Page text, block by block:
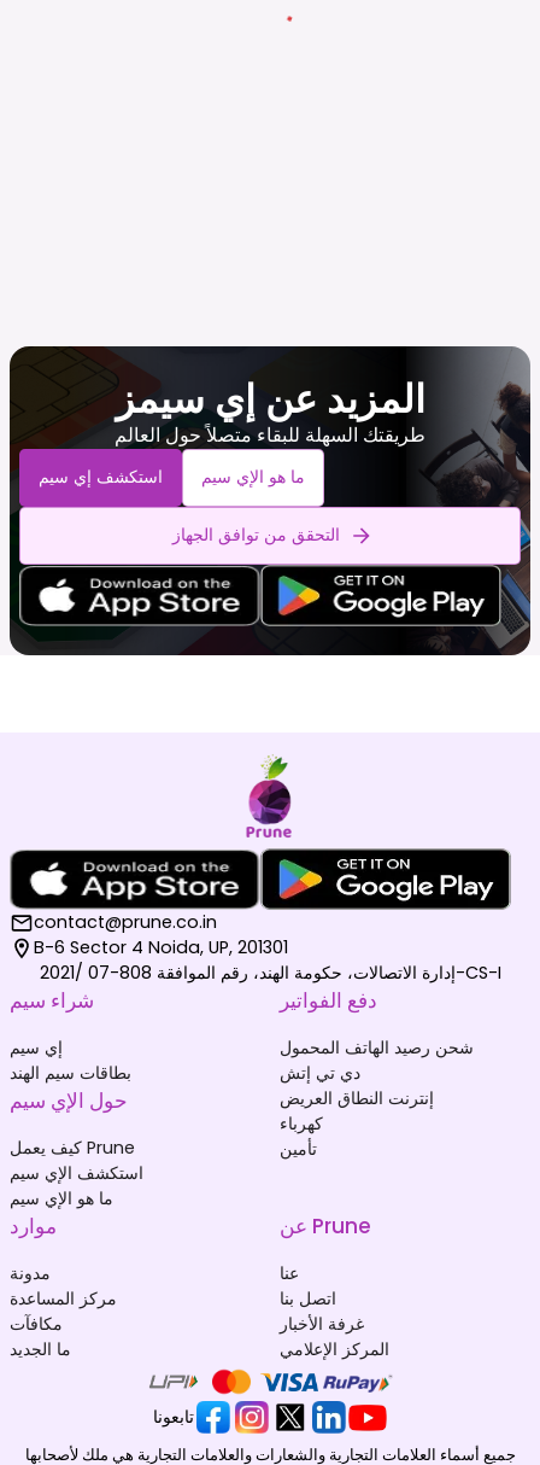
المزيد عن إي سيمز
طريقتك السهلة للبقاء متصلاً حول العالم
استكشف إي سيم ما هو الإي سيم
التحقق من توافق الجهاز
contact@prune.co.in
B-6 Sector 4 Noida, UP, 201301
إدارة الاتصالات، حكومة الهند، رقم الموافقة 808-07 /2021-CS-I
شراء سيم
إي سيم
بطاقات سيم الهند
حول الإي سيم
كيف يعمل Prune
استكشف الإي سيم
ما هو الإي سيم
دفع الفواتير
شحن رصيد الهاتف المحمول
دي تي إتش
إنترنت النطاق العريض
كهرباء
تأمين
موارد
مدونة
مركز المساعدة
مكافآت
ما الجديد
عن Prune
عنا
اتصل بنا
غرفة الأخبار
المركز الإعلامي
تابعونا
جميع أسماء العلامات التجارية والشعارات والعلامات التجارية هي ملك لأصحابها